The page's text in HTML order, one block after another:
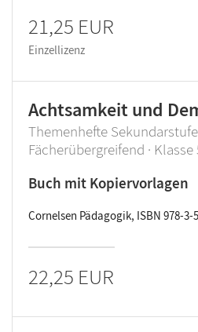
21,25 EUR
Einzellizenz
Achtsamkeit und
Themenhefte Sekundarstufe
Fächerübergreifend · Klasse
Buch mit Kopiervorlagen
Cornelsen Pädagogik, ISBN 978-3-
22,25 EUR